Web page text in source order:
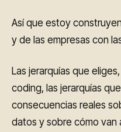
Así que estoy
y de las empresas con
Las jerarquías que
coding, las jerarquías
consecuencias reales
datos y sobre cómo van